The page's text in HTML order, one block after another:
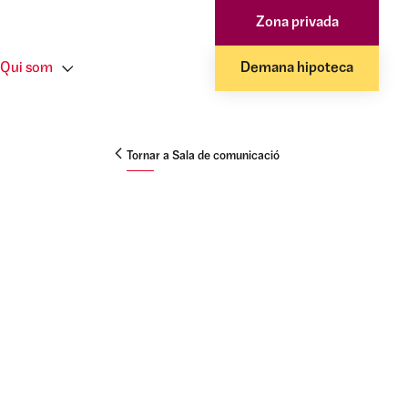
Zona privada
Qui som Demana hipoteca
Tornar a Sala de comunicació